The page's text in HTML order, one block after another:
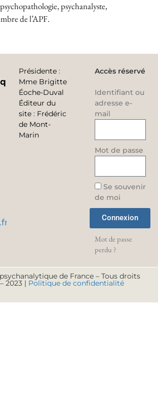
psychanalyste,
de l’APF.
Présidente :
Mme Brigitte
Éoche-Duval
Éditeur du
site : Frédéric
de Mont-
Marin
Accès réservé
Identifiant ou
adresse e-
mail
Mot de passe
Se souvenir
de moi
Connexion
Mot de passe
perdu ?
de France – Tous droits
2023 | Politique de confidentialité